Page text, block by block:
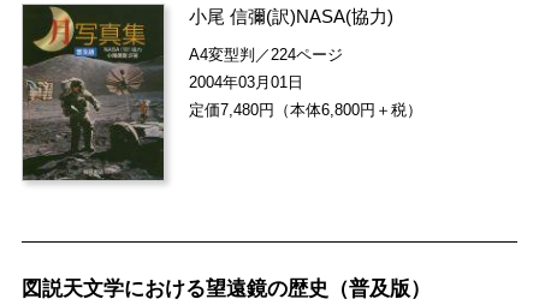
小尾 信彌(訳)NASA(協力)
A4変型判／224ページ
2004年03月01日
定価7,480円（本体6,800円＋税）
図説天文学における望遠鏡の歴史（普及版）